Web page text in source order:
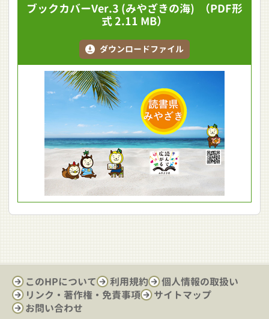
ブックカバーVer.3 (みやざきの海) （PDF形
式 2.11 MB）
ダウンロードファイル
このHPについて 利用規約
個人情報の取扱い
リンク・著作権・免責事項
サイトマップ
お問い合わせ